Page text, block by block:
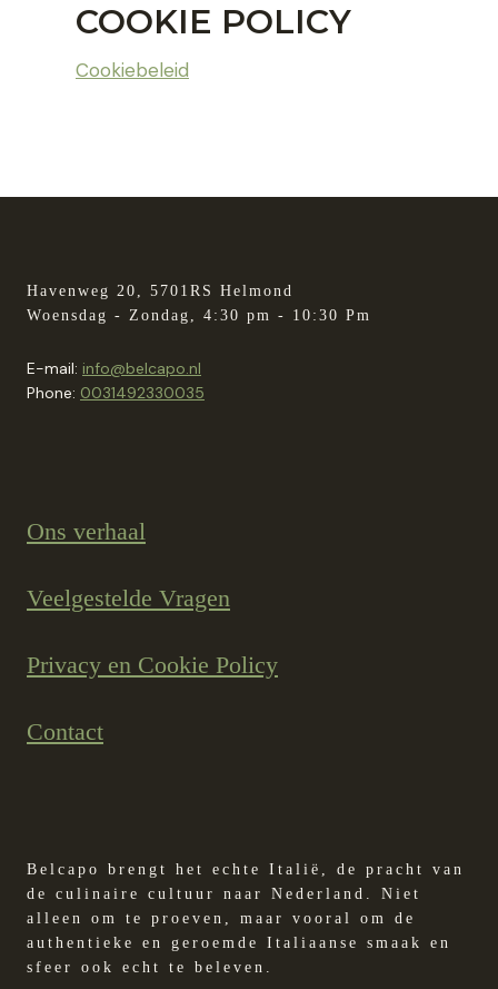
COOKIE POLICY
Cookiebeleid
Havenweg 20, 5701RS Helmond
Woensdag - Zondag, 4:30 pm - 10:30 Pm
E-mail: info@belcapo.nl
Phone: 0031492330035
Ons verhaal
Veelgestelde Vragen
Privacy en Cookie Policy
Contact
Belcapo brengt het echte Italië, de pracht van
de culinaire cultuur naar Nederland. Niet
alleen om te proeven, maar vooral om de
authentieke en geroemde Italiaanse smaak en
sfeer ook echt te beleven.